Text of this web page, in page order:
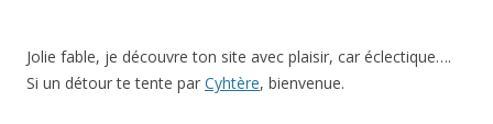
Jolie fable, je découvre ton site avec plaisir, car éclectique….
Si un détour te tente par Cyhtère, bienvenue.